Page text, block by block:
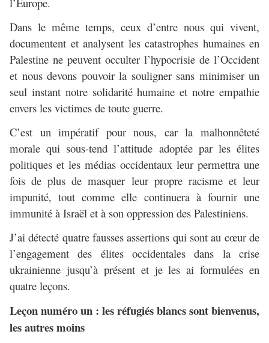
Dans le même temps, ceux d’entre nous qui vivent,
documentent et analysent les catastrophes humaines en
Palestine ne peuvent occulter l’hypocrisie de l’Occident
et nous devons pouvoir la souligner sans minimiser un
seul instant notre solidarité humaine et notre empathie
envers les victimes de toute guerre.
C’est un impératif pour nous, car la malhonnêteté
morale qui sous-tend l’attitude adoptée par les élites
politiques et les médias occidentaux leur permettra une
fois de plus de masquer leur propre racisme et leur
impunité, tout comme elle continuera à fournir une
immunité à Israël et à son oppression des Palestiniens.
J’ai détecté quatre fausses assertions qui sont au cœur de
l’engagement des élites occidentales dans la crise
ukrainienne jusqu’à présent et je les ai formulées en
quatre leçons.
Leçon numéro un : les réfugiés blancs sont bienvenus,
les autres moins